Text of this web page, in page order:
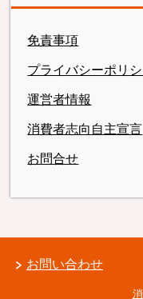
免責事項
プライバシーポリ
運営者情報
消費者志向自主宣言
お問合せ
お問い合わせ